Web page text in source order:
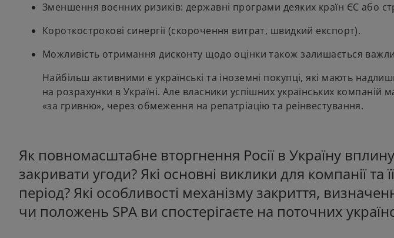
Зменшення воєнних ризиків: державні програми деяких країн ЄС або
Короткострокові синергії (скорочення витрат, швидкий експорт).
Можливість отримання дисконту щодо оцінки також залишається
Найбільш активними є українські та іноземні покупці, які мають
на розрахунки в Україні. Але власники успішних українських компаній
«за гривню», через обмеження на репатріацію та реінвестування.
Як повномасштабне вторгнення Росії в Україну
закривати угоди? Які основні виклики для компанії та
період? Які особливості механізму закриття,
чи положень SPA ви спостерігаєте на поточних